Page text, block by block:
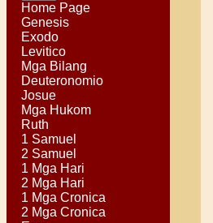
Home Page
Genesis
Exodo
Levitico
Mga Bilang
Deuteronomio
Josue
Mga Hukom
Ruth
1 Samuel
2 Samuel
1 Mga Hari
2 Mga Hari
1 Mga Cronica
2 Mga Cronica